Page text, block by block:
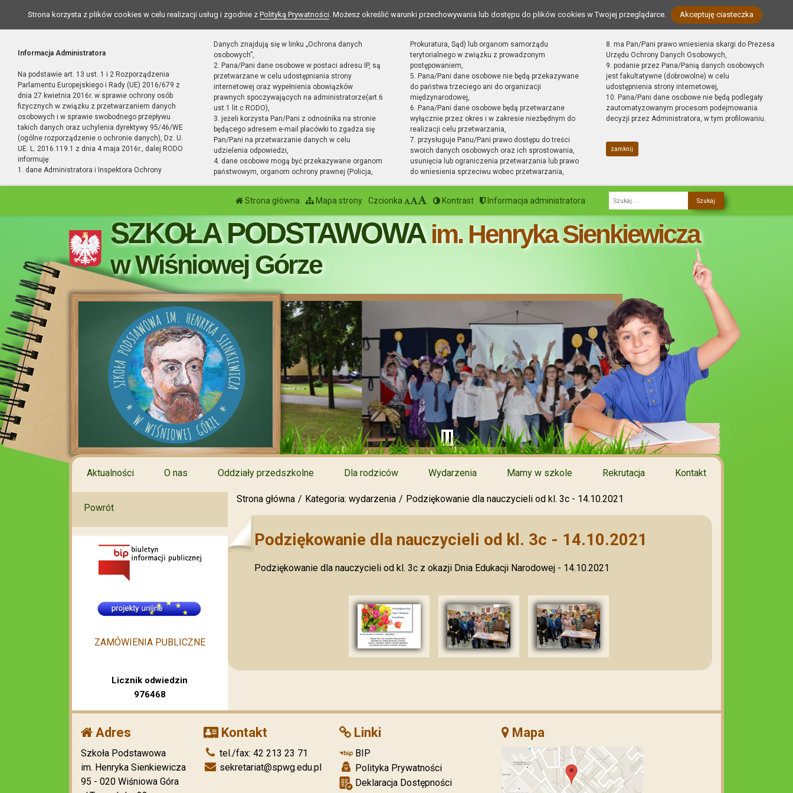
Strona korzysta z plików cookies w celu realizacji usług i zgodnie z Polityką Prywatności. Możesz określić warunki przechowywania lub dostępu do plików cookies w Twojej przeglądarce. Akceptuję ciasteczka
Informacja Administratora
Na podstawie art. 13 ust. 1 i 2 Rozporządzenia
Parlamentu Europejskiego i Rady (UE) 2016/679 z
dnia 27 kwietnia 2016r. w sprawie ochrony osób
fizycznych w związku z przetwarzaniem danych
osobowych i w sprawie swobodnego przepływu
takich danych oraz uchylenia dyrektywy 95/46/WE
(ogólne rozporządzenie o ochronie danych), Dz. U.
UE. L. 2016.119.1 z dnia 4 maja 2016r., dalej RODO
informuję:
1. dane Administratora i Inspektora Ochrony
Danych znajdują się w linku „Ochrona danych
osobowych”,
2. Pana/Pani dane osobowe w postaci adresu IP, są
przetwarzane w celu udostępniania strony
internetowej oraz wypełnienia obowiązków
prawnych spoczywających na administratorze(art.6
ust.1 lit.c RODO),
3. jeżeli korzysta Pan/Pani z odnośnika na stronie
będącego adresem e-mail placówki to zgadza się
Pan/Pani na przetwarzanie danych w celu
udzielenia odpowiedzi,
4. dane osobowe mogą być przekazywane organom
państwowym, organom ochrony prawnej (Policja,
Prokuratura, Sąd) lub organom samorządu
terytorialnego w związku z prowadzonym
postępowaniem,
5. Pana/Pani dane osobowe nie będą przekazywane
do państwa trzeciego ani do organizacji
międzynarodowej,
6. Pana/Pani dane osobowe będą przetwarzane
wyłącznie przez okres i w zakresie niezbędnym do
realizacji celu przetwarzania,
7. przysługuje Panu/Pani prawo dostępu do treści
swoich danych osobowych oraz ich sprostowania,
usunięcia lub ograniczenia przetwarzania lub prawo
do wniesienia sprzeciwu wobec przetwarzania,
8. ma Pan/Pani prawo wniesienia skargi do Prezesa
Urzędu Ochrony Danych Osobowych,
9. podanie przez Pana/Panią danych osobowych
jest fakultatywne (dobrowolne) w celu
udostępnienia strony internetowej,
10. Pana/Pani dane osobowe nie będą podlegały
zautomatyzowanym procesom podejmowania
decyzji przez Administratora, w tym profilowaniu.
zamknij
Strona główna Mapa strony Czcionka Kontrast Informacja administratora
Fraza
SZKOŁA PODSTAWOWAim. Henryka Sienkiewicza
w Wiśniowej Górze
Aktualności O nas Oddziały przedszkolne Dla rodziców Wydarzenia Mamy w szkole Rekrutacja Kontakt
Strona główna Kategoria: wydarzenia Podziękowanie dla nauczycieli od kl. 3c - 14.10.2021
Podziękowanie dla nauczycieli od kl. 3c - 14.10.2021
Podziękowanie dla nauczycieli od kl. 3c z okazji Dnia Edukacji Narodowej - 14.10.2021
Powrót
ZAMÓWIENIA PUBLICZNE
Licznik odwiedzin
976468
Adres
Szkoła Podstawowa
im. Henryka Sienkiewicza
95 - 020 Wiśniowa Góra
Kontakt
tel./fax: 42 213 23 71
sekretariat@spwg.edu.pl
Linki
BIP
Polityka Prywatności
Deklaracja Dostępności
Mapa